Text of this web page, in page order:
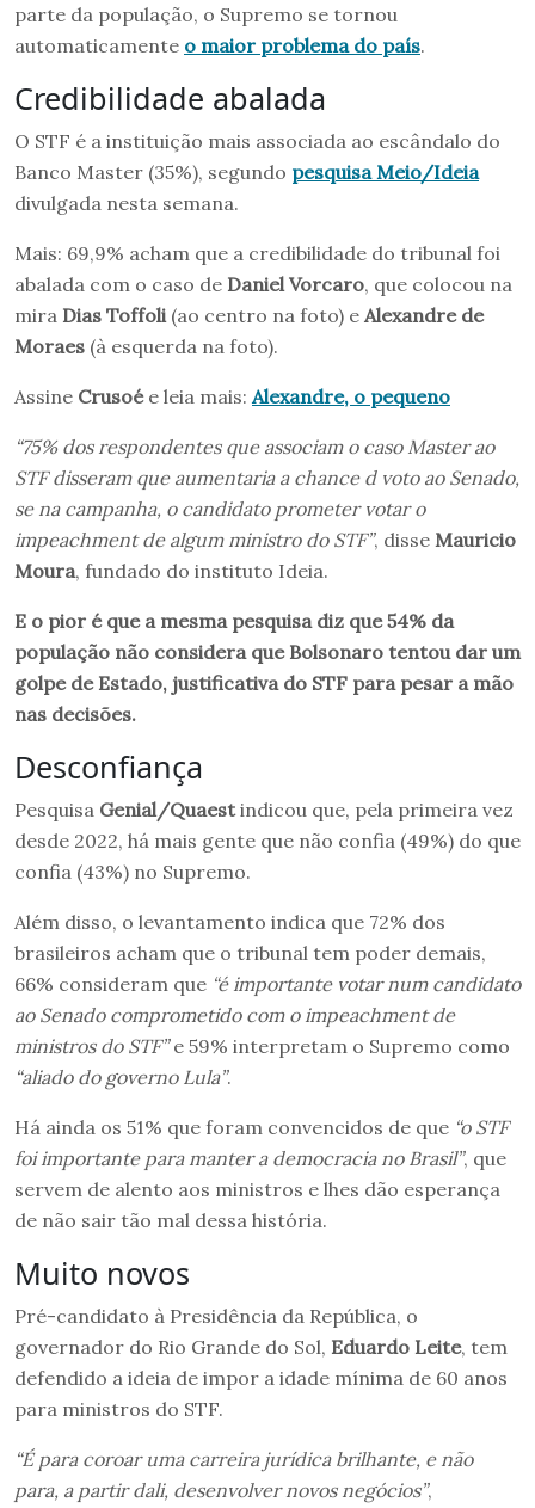
parte da população, o Supremo se tornou
automaticamente o maior problema do país.
Credibilidade abalada
O STF é a instituição mais associada ao escândalo do
Banco Master (35%), segundo pesquisa Meio/Ideia
divulgada nesta semana.
Mais: 69,9% acham que a credibilidade do tribunal foi
abalada com o caso de Daniel Vorcaro, que colocou na
mira Dias Toffoli (ao centro na foto) e Alexandre de
Moraes (à esquerda na foto).
Assine Crusoée leia mais: Alexandre, o pequeno
“75% dos respondentes que associam o caso Master ao
STF disseram que aumentaria a chance d voto ao Senado,
se na campanha, o candidato prometer votar o
impeachment de algum ministro do STF”, disse Mauricio
Moura, fundado do instituto Ideia.
E o pior é que a mesma pesquisa diz que 54% da
população não considera que Bolsonaro tentou dar um
golpe de Estado, justificativa do STF para pesar a mão
nas decisões.
Desconfiança
Pesquisa Genial/Quaestindicou que, pela primeira vez
desde 2022, há mais gente que não confia (49%) do que
confia (43%) no Supremo.
Além disso, o levantamento indica que 72% dos
brasileiros acham que o tribunal tem poder demais,
66% consideram que “é importante votar num candidato
ao Senado comprometido com o impeachment de
ministros do STF”e 59% interpretam o Supremo como
“aliado do governo Lula”.
Há ainda os 51% que foram convencidos de que “o STF
foi importante para manter a democracia no Brasil”, que
servem de alento aos ministros e lhes dão esperança
de não sair tão mal dessa história.
Muito novos
Pré-candidato à Presidência da República, o
governador do Rio Grande do Sol, Eduardo Leite, tem
defendido a ideia de impor a idade mínima de 60 anos
para ministros do STF.
“É para coroar uma carreira jurídica brilhante, e não
para, a partir dali, desenvolver novos negócios”,